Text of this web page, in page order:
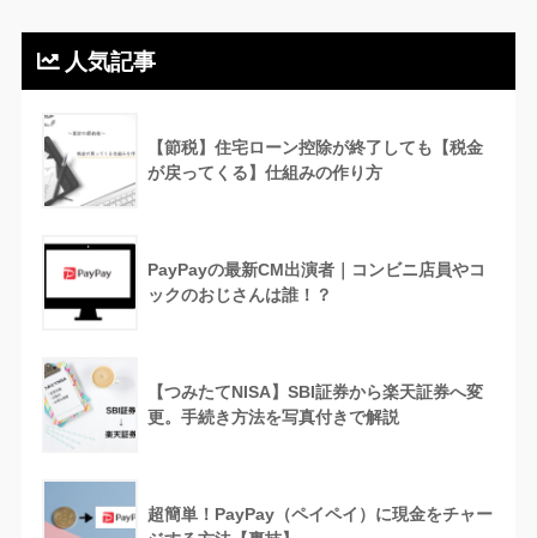
人気記事
【節税】住宅ローン控除が終了しても【税金
が戻ってくる】仕組みの作り方
PayPayの最新CM出演者｜コンビニ店員やコ
ックのおじさんは誰！？
【つみたてNISA】SBI証券から楽天証券へ変
更。手続き方法を写真付きで解説
超簡単！PayPay（ペイペイ）に現金をチャー